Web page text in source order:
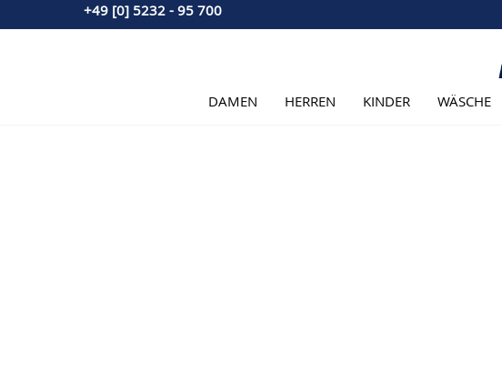
+49 [0] 5232 - 95 700
DAMEN HERREN KINDER WÄSCHE